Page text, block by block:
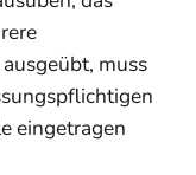
muss
eingetragen